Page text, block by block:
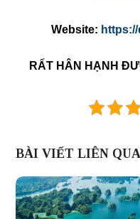
Website:
RẤT HÂN HẠNH
BÀI VIẾT LIÊN